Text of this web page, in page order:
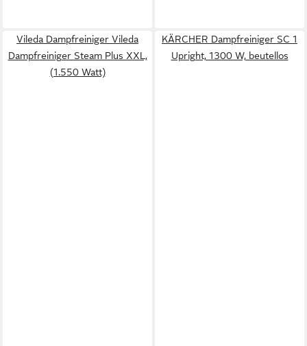
Vileda Dampfreiniger Vileda
Dampfreiniger Steam Plus XXL,
(1.550 Watt)
KÄRCHER Dampfreiniger SC 1
Upright, 1300 W, beutellos